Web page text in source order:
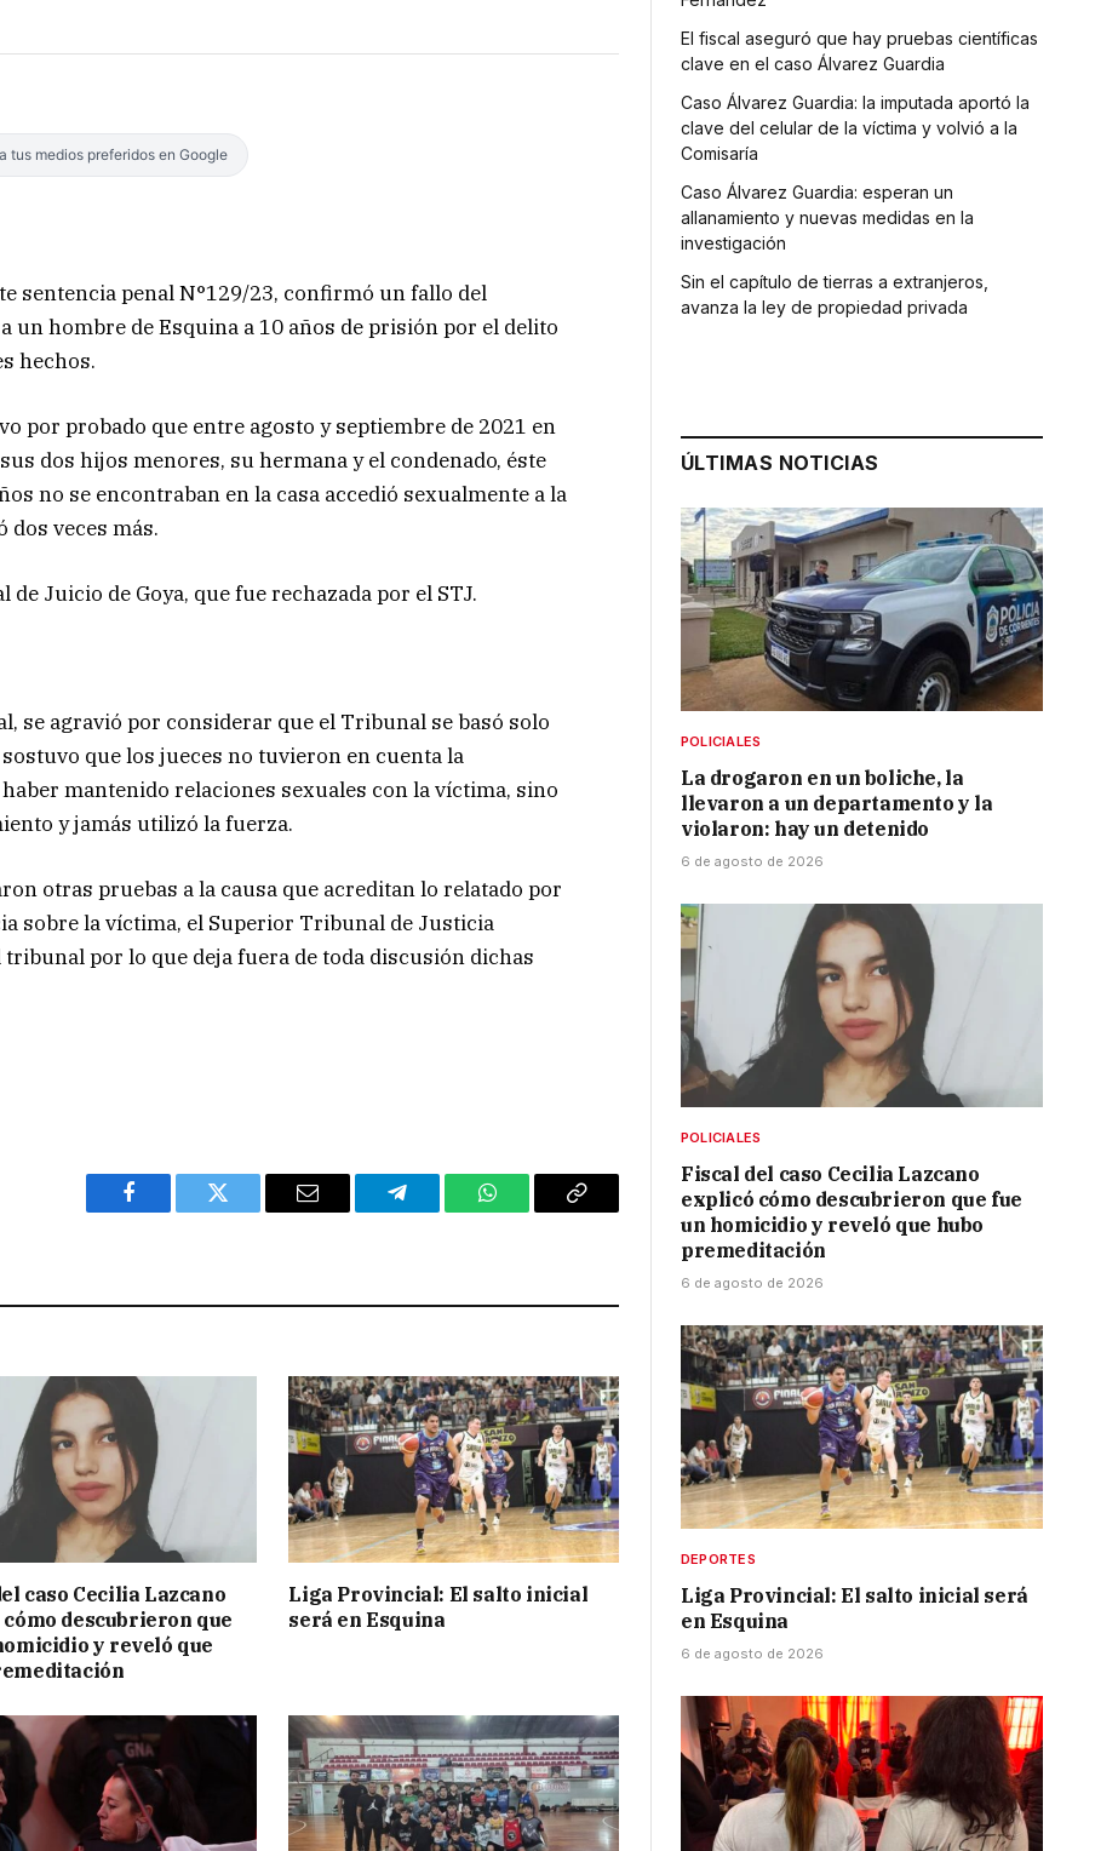
tus medios preferidos en Google
sentencia penal N°129/23, confirmó un fallo del
un hombre de Esquina a 10 años de prisión por el delito
hechos.
por probado que entre agosto y septiembre de 2021 en
dos hijos menores, su hermana y el condenado, éste
no se encontraban en la casa accedió sexualmente a la
veces más.
Juicio de Goya, que fue rechazada por el STJ.
se agravió por considerar que el Tribunal se basó solo
que los jueces no tuvieron en cuenta la
mantenido relaciones sexuales con la víctima, sino
y jamás utilizó la fuerza.
otras pruebas a la causa que acreditan lo relatado por
sobre la víctima, el Superior Tribunal de Justicia
por lo que deja fuera de toda discusión dichas
Facebook Twitter Email Telegram WhatsAppCopy
caso Cecilia Lazcano
descubrieron que
y reveló que
Liga Provincial: El salto inicial
será en Esquina
El fiscal aseguró que hay pruebas científicas
clave en el caso Álvarez Guardia
Caso Álvarez Guardia: la imputada aportó la
clave del celular de la víctima y volvió a la
Comisaría
Caso Álvarez Guardia: esperan un
allanamiento y nuevas medidas en la
investigación
Sin el capítulo de tierras a extranjeros,
avanza la ley de propiedad privada
ÚLTIMAS NOTICIAS
POLICIALES
La drogaron en un boliche, la
llevaron a un departamento y la
violaron: hay un detenido
6 de agosto de 2026
POLICIALES
Fiscal del caso Cecilia Lazcano
explicó cómo descubrieron que fue
un homicidio y reveló que hubo
premeditación
6 de agosto de 2026
DEPORTES
Liga Provincial: El salto inicial será
en Esquina
6 de agosto de 2026